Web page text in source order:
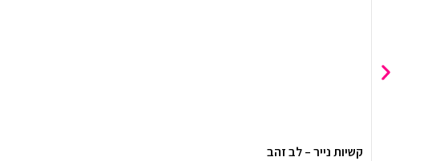
קשיות נייר – לב זהב